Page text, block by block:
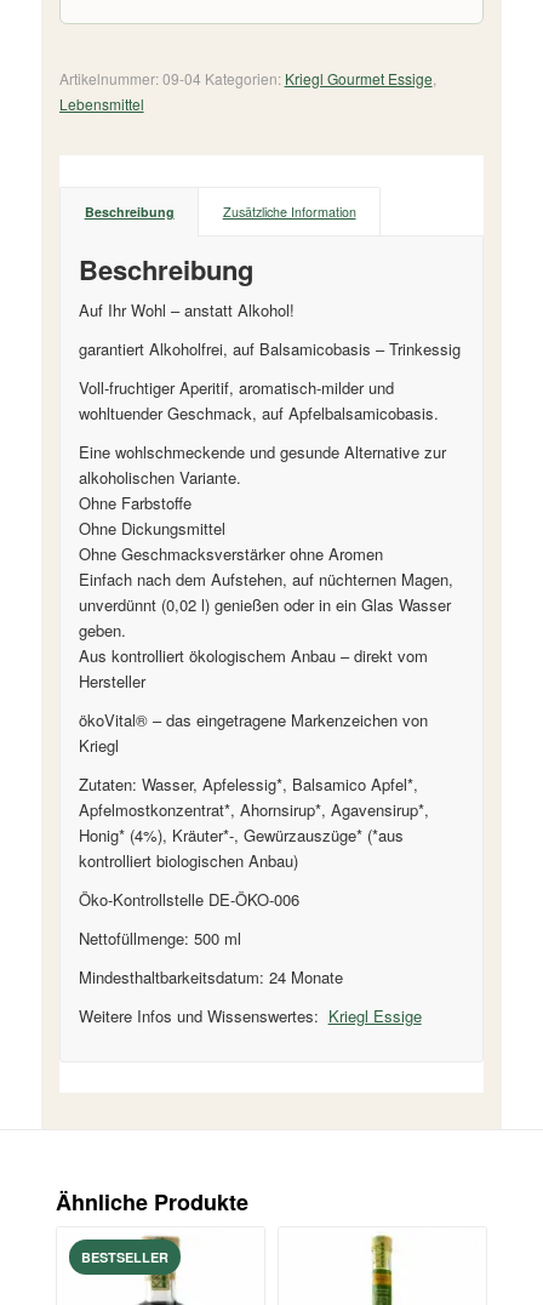
Artikelnummer:09-04 Kategorien: Kriegl Gourmet Essige
Lebensmittel
Beschreibung Zusätzliche Information
Beschreibung
Auf Ihr Wohl – anstatt Alkohol!
garantiert Alkoholfrei, auf Balsamicobasis – Trinkessig
Voll-fruchtiger Aperitif, aromatisch-milder und
wohltuender Geschmack, auf Apfelbalsamicobasis.
Eine wohlschmeckende und gesunde Alternative zur
alkoholischen Variante.
Ohne Farbstoffe
Ohne Dickungsmittel
Ohne Geschmacksverstärker ohne Aromen
Einfach nach dem Aufstehen, auf nüchternen Magen,
unverdünnt (0,02 l) genießen oder in ein Glas Wasser
geben.
Aus kontrolliert ökologischem Anbau – direkt vom
Hersteller
ökoVital® – das eingetragene Markenzeichen von
Kriegl
Zutaten: Wasser, Apfelessig*, Balsamico Apfel*,
Apfelmostkonzentrat*, Ahornsirup*, Agavensirup*,
Honig* (4%), Kräuter*-, Gewürzauszüge* (*aus
kontrolliert biologischen Anbau)
Öko-Kontrollstelle DE-ÖKO-006
Nettofüllmenge: 500 ml
Mindesthaltbarkeitsdatum: 24 Monate
Weitere Infos und Wissenswertes: Kriegl Essige
Ähnliche Produkte